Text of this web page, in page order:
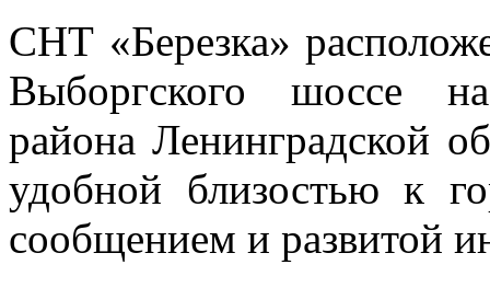
СНТ «Березка»
Выборгского шоссе
района Ленинградской
удобной близостью к
сообщением и развитой